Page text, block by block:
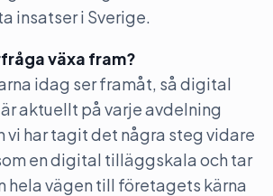
insatser i Sverige.
växa fram?
idag ser framåt, så digital
aktuellt på varje avdelning
vi har tagit det några steg vidare
en digital tilläggskala och tar
vägen till företagets kärna